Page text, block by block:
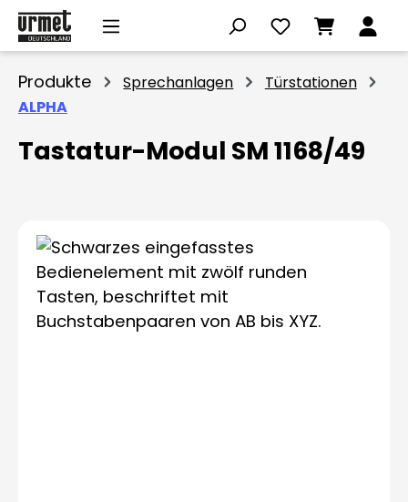
Zum Hauptinhalt springen
Produkte Sprechanlagen
Türstationen
ALPHA
Tastatur-Modul SM 1168/49
Bildergalerie überspringen